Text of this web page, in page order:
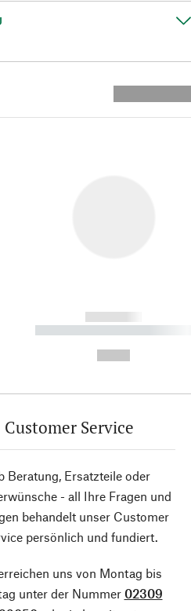
------------
----------- ----------- ----------
Customer Service
Beratung, Ersatzteile oder
- all Ihre Fragen und
behandelt unser Customer
persönlich und fundiert.
uns von Montag bis
unter der Nummer 02309